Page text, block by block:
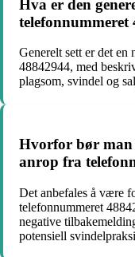
Hva er den
telefonnummeret
Generelt sett er det
48842944, med
plagsom, svindel og
Hvorfor bør
anrop fra
Det anbefales å være
telefonnummeret
negative
potensiell